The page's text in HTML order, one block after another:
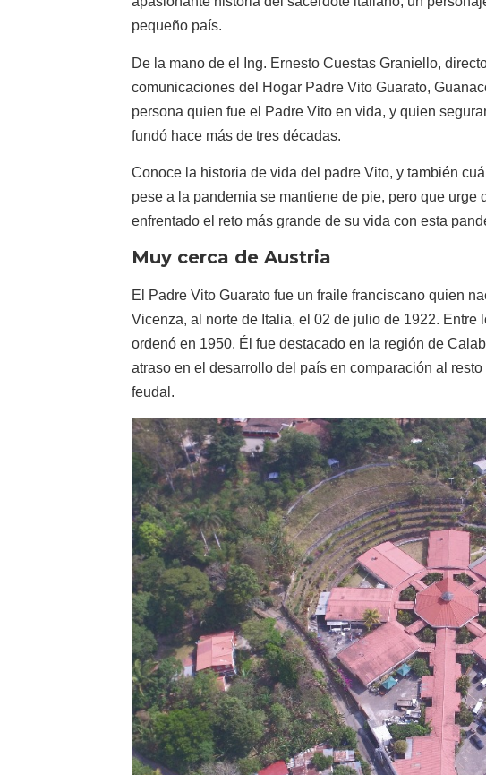
pequeño país.
De la mano de el Ing. Ernesto Cuestas Graniello,
comunicaciones del Hogar Padre Vito Guarato,
persona quien fue el Padre Vito en vida, y quien
fundó hace más de tres décadas.
Conoce la historia de vida del padre Vito, y también
pese a la pandemia se mantiene de pie, pero que urge
enfrentado el reto más grande de su vida con esta
Muy cerca de Austria
El Padre Vito Guarato fue un fraile franciscano quien
Vicenza, al norte de Italia, el 02 de julio de 1922.
ordenó en 1950. Él fue destacado en la región de
atraso en el desarrollo del país en comparación al
feudal.